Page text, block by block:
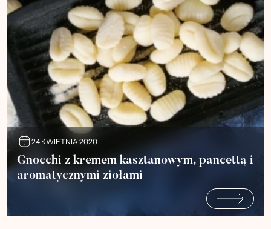
24 KWIETNIA 2020
Gnocchi z kremem kasztanowym, pancettą i
aromatycznymi ziołami